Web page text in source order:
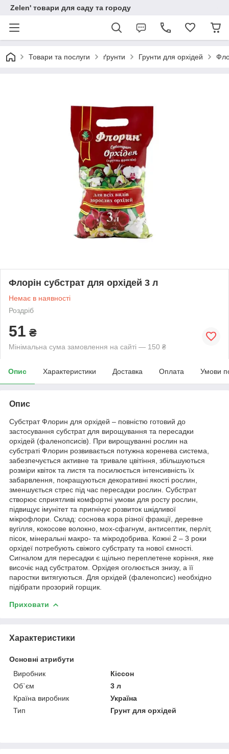
Zelen' товари для саду та городу
Товари та послуги ґрунти Грунти для орхідей
Флорін субстрат для орхідей 3 л
Немає в наявності
Роздріб
51 ₴
Мінімальна сума замовлення на сайті — 150 ₴
Опис Характеристики Доставка Оплата Умови
Опис
Субстрат Флорин для орхідей – повністю готовий до
застосування субстрат для вирощування та пересадки
орхідей (фаленопсисів). При вирощуванні рослин на
субстраті Флорин розвивається потужна коренева система,
забезпечується активне та тривале цвітіння, збільшуються
розміри квіток та листя та посилюється інтенсивність їх
забарвлення, покращуються декоративні якості рослин,
зменшується стрес під час пересадки рослин. Субстрат
створює сприятливі комфортні умови для росту рослин,
підвищує імунітет та пригнічує розвиток шкідливої ​​
мікрофлори. Склад: соснова кора різної фракції, деревне
вугілля, кокосове волокно, мох-сфагнум, антисептик, перліт,
пісок, мінеральні макро- та мікродобрива. Кожні 2 – 3 роки
орхідеї потребують свіжого субстрату та нової ємності.
Сигналом для пересадки є щільно переплетене коріння, яке
височіє над субстратом. Орхідея оголюється знизу, а її
паростки витягуються. Для орхідей (фаленопсис) необхідно
підібрати прозорий горщик.
Приховати
Характеристики
Основні атрибути
Виробник
Кіссон
Об`єм
3 л
Країна виробник
Україна
Тип
Грунт для орхідей